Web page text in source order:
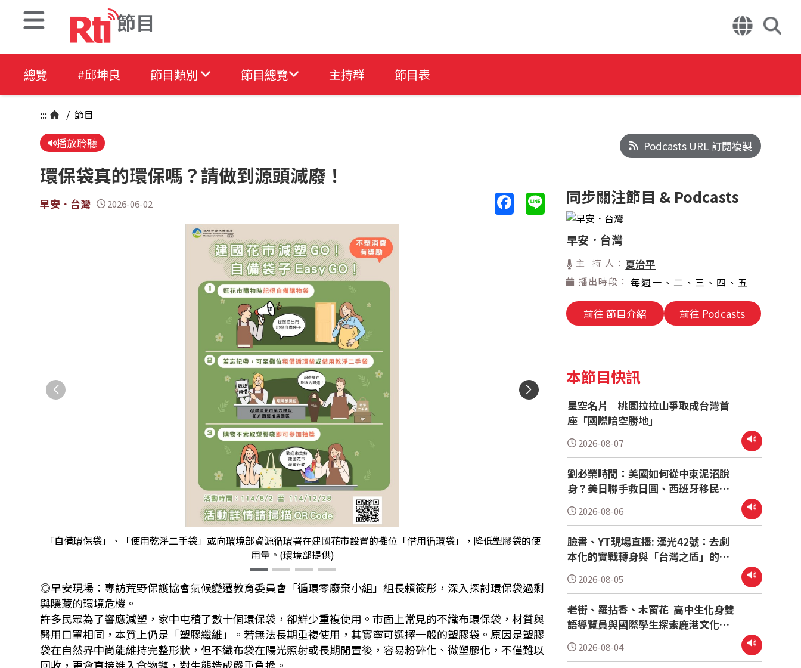
節目
總覽 #邱坤良 節目類別 節目總覽 主持群 節目表
::: / 節目
播放聆聽
環保袋真的環保嗎？請做到源頭減廢！
早安．台灣 2026-06-02
「自備環保袋」、「使用乾淨二手袋」或向環境部資源循環署在建國花市設置的攤位「借用循環袋」，降低塑膠袋的使
用量。(環境部提供)
民眾是不是為家中閒置的環保購物袋、紙袋，丟了可
袋相傳專案」，讓有需要的
◎早安現場：專訪荒野保護協會氣候變遷教育委員會「循環零廢棄小組」組長賴筱彤，深入探討環保袋過剩
與隱藏的環境危機。
許多民眾為了響應減塑，家中屯積了數十個環保袋，卻鮮少重複使用。市面上常見的不織布環保袋，材質與
醫用口罩相同，本質上仍是「塑膠纖維」。若無法長期重複使用，其實寧可選擇一般的塑膠袋。原因是塑膠
袋在自然界中尚能維持完整形狀，但不織布袋在陽光照射或長期閒置後，容易粉碎化、微塑膠化，不僅難以
Podcasts URL 訂閱複製
同步關注節目 & Podcasts
早安．台灣
主 持 人： 夏治平
播出時段： 每週一、二、三、四、五
前往 節目介紹 前往 Podcasts
本節目快訊
星空名片 桃園拉拉山爭取成台灣首
座「國際暗空勝地」
2026-08-07
劉必榮時間：美國如何從中東泥沼脫
身？美日聯手救日圓、西班牙移民危
機牽動歐盟情勢
2026-08-06
臉書、YT現場直播: 漢光42號：去劇
本化的實戰轉身與「台灣之盾」的驗
證
2026-08-05
老街、羅拈香、木窗花 高中生化身雙
語導覽員與國際學生探索鹿港文化魅
力
2026-08-04